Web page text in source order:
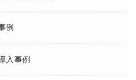
例
入事例